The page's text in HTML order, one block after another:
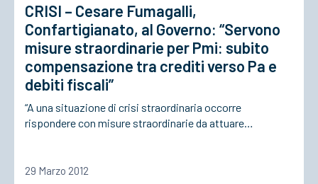
Associarsi
CRISI – Cesare Fumagalli,
Confartigianato, al Governo: “Servono
misure straordinarie per Pmi: subito
compensazione tra crediti verso Pa e
debiti fiscali”
“A una situazione di crisi straordinaria occorre
rispondere con misure straordinarie da attuare…
29 Marzo 2012